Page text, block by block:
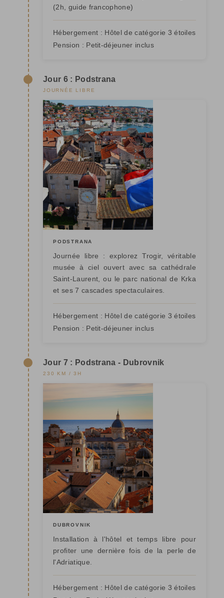
(2h, guide francophone)
Hébergement : Hôtel de catégorie 3 étoiles
Pension : Petit-déjeuner inclus
Jour 6 : Podstrana
JOURNÉE LIBRE
PODSTRANA
Journée libre : explorez Trogir, véritable
musée à ciel ouvert avec sa cathédrale
Saint-Laurent, ou le parc national de Krka
et ses 7 cascades spectaculaires.
Hébergement : Hôtel de catégorie 3 étoiles
Pension : Petit-déjeuner inclus
Jour 7 : Podstrana - Dubrovnik
230 KM / 3H
DUBROVNIK
Installation à l'hôtel et temps libre pour
profiter une dernière fois de la perle de
l'Adriatique.
Hébergement : Hôtel de catégorie 3 étoiles